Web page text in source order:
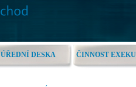
ÚŘEDNÍ DESKA ČINNOST